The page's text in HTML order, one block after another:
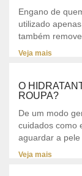
Engano de
utilizado
também
Veja mais
O
ROUPA?
De um modo
cuidados como
aguardar a pele
Veja mais